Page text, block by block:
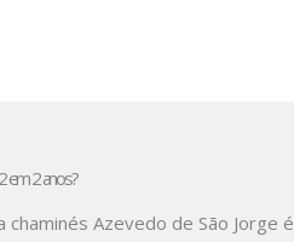
em 2 anos?
Azevedo de São Jorge